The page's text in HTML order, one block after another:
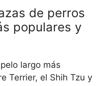
de perros
populares y
largo más
Terrier, el Shih Tzu y